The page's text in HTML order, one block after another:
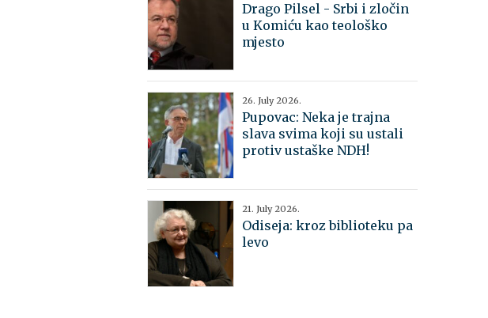
Drago Pilsel - Srbi i zločin
u Komiću kao teološko
mjesto
26. July 2026.
Pupovac: Neka je trajna
slava svima koji su ustali
protiv ustaške NDH!
21. July 2026.
Odiseja: kroz biblioteku pa
levo